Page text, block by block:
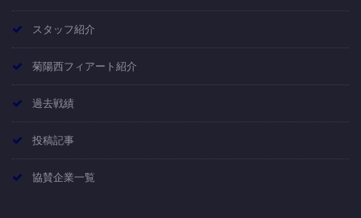
スタッフ紹介
菊陽西フィアート紹介
過去戦績
投稿記事
協賛企業一覧